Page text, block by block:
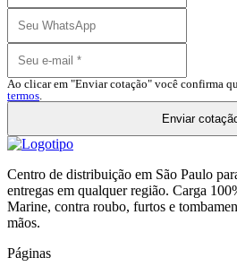
Ao clicar em "Enviar cotação" você confirma
termos.
Enviar
Centro de distribuição em São Paulo
entregas em qualquer região. Carga
Marine, contra roubo, furtos e
mãos.
Páginas